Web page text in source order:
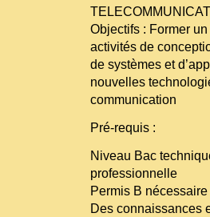
Objectifs : Former
activités de
de systèmes et
nouvelles
communication
Pré-requis :
Niveau Bac
professionnelle
Permis B
Des connaissances